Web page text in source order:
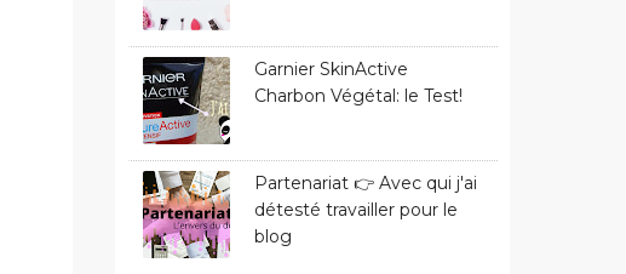
Garnier SkinActive
Charbon Végétal: le Test!
Partenariat 👉 Avec qui j'ai
détesté travailler pour le
blog